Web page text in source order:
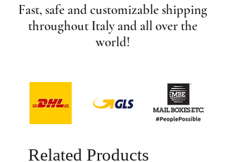
Fast, safe and customizable shipping
throughout Italy and all over the
world!
Related Products